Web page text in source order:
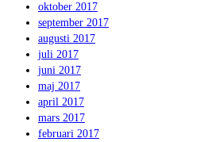
oktober 2017
september 2017
augusti 2017
juli 2017
juni 2017
maj 2017
april 2017
mars 2017
februari 2017